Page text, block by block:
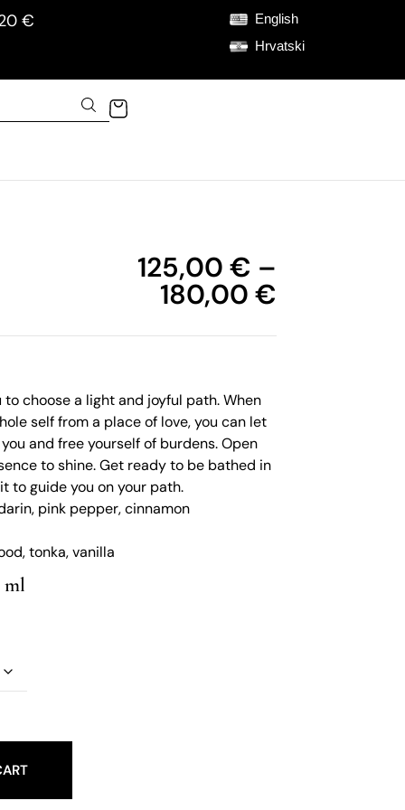
€
English
Hrvatski
125,00 € –
180,00 €
to choose a light and joyful path. When
self from a place of love, you can let
and free yourself of burdens. Open
to shine. Get ready to be bathed in
to guide you on your path.
pink pepper, cinnamon
tonka, vanilla
ml